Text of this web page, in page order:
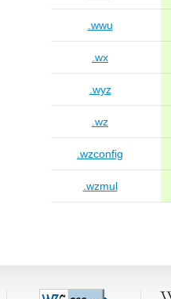
.wwu
.wx
.wyz
.wz
.wzconfig
.wzmul